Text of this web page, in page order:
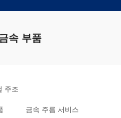
속 부품
주조
금속 주름 서비스